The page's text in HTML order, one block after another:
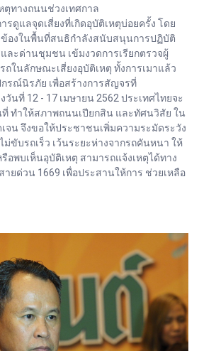
ตุทางถนนช่วงเทศกาล
รดูแลจุดเสี่ยงที่เกิดอุบัติเหตุบ่อยครั้ง โดย
ข้องในพื้นที่สนธิกําลังสนับสนุนการปฏิบัติ
ละด่านชุมชน เข้มงวดการเรียกตรวจผู้
ในลักษณะเสี่ยงอุบัติเหตุ ทั้งการเมาแล้ว
รณ์นิรภัย เพื่อสร้างการสัญจรที่
นที่ 12 - 17 เมษายน 2562 ประเทศไทยจะ
ทําให้สภาพถนนเปียกสิน และทัศนวิสัย ใน
จน จึงขอให้ประชาชนเพิ่มความระมัดระวัง
ขับรถเร็ว เว้นระยะห่างจากรถคันหนา ให้
อพบเห็นอุบัติเหตุ สามารถแจ้งเหตุได้ทาง
ยด่วน 1669 เพื่อประสานให้การ ช่วยเหลือ